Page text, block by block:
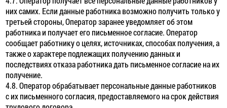
них самих. Если данные работника возможно получить только у
третьей стороны, Оператор заранее уведомляет об этом
работника и получает его письменное согласие. Оператор
сообщает работнику о целях, источниках, способах получения, а
также о характере подлежащих получению данных и
последствиях отказа работника дать письменное согласие на их
получение.
4.8. Оператор обрабатывает персональные данные работников
с их письменного согласия, предоставляемого на срок действия